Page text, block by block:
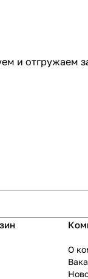
и отгружаем
О